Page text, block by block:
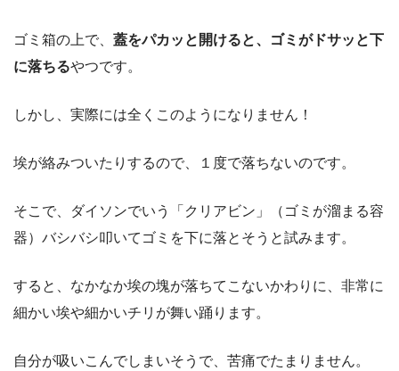
ゴミ箱の上で、 蓋をパカッと開けると、ゴミがドサッと下
に落ちるやつです。
しかし、実際には全くこのようになりません！
埃が絡みついたりするので、 １度で落ちないのです。
そこで、ダイソンでいう「クリアビン」（ゴミが溜まる容
器）バシバシ叩いてゴミを下に落とそうと試みます。
すると、なかなか埃の塊が落ちてこないかわりに、 非常に
細かい埃や細かいチリが舞い踊ります。
自分が吸いこんでしまいそうで、苦痛でたまりません。